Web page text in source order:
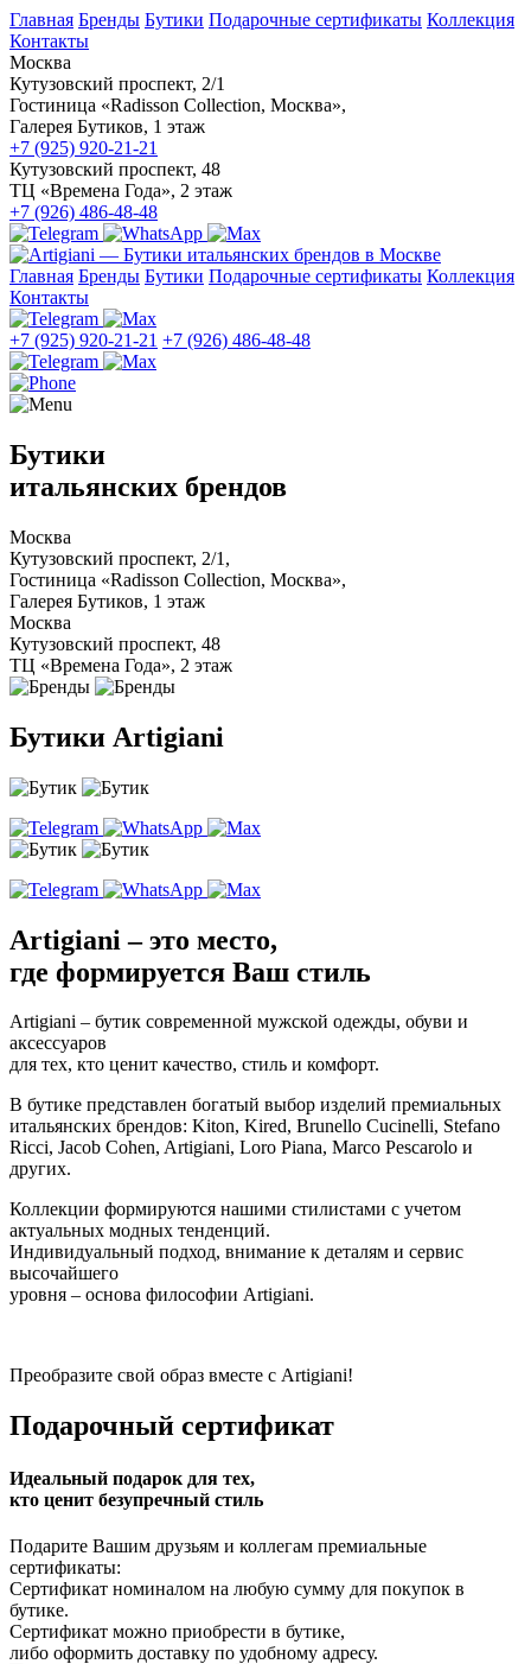
Главная Бренды Бутики Подарочные сертификаты Коллекция
Контакты
Москва
Кутузовский проспект, 2/1
Гостиница «Radisson Collection, Москва»,
Галерея Бутиков, 1 этаж
+7 (925) 920-21-21
Кутузовский проспект, 48
ТЦ «Времена Года», 2 этаж
+7 (926) 486-48-48
Главная Бренды Бутики Подарочные сертификаты Коллекция
Контакты
+7 (925) 920-21-21 +7 (926) 486-48-48
Бутики
итальянских брендов
Москва
Кутузовский проспект, 2/1,
Гостиница «Radisson Collection, Москва»,
Галерея Бутиков, 1 этаж
Москва
Кутузовский проспект, 48
ТЦ «Времена Года», 2 этаж
Бутики Artigiani
Artigiani – это место,
где формируется Ваш стиль
Artigiani – бутик современной мужской одежды, обуви и
аксессуаров
для тех, кто ценит качество, стиль и комфорт.
В бутике представлен богатый выбор изделий премиальных
итальянских брендов: Kiton, Kired, Brunello Cucinelli, Stefano
Ricci, Jacob Cohen, Artigiani, Loro Piana, Marco Pescarolo и
других.
Коллекции формируются нашими стилистами с учетом
актуальных модных тенденций.
Индивидуальный подход, внимание к деталям и сервис
высочайшего
уровня – основа философии Artigiani.
Преобразите свой образ вместе с Artigiani!
Подарочный сертификат
Идеальный подарок для тех,
кто ценит безупречный стиль
Подарите Вашим друзьям и коллегам премиальные
сертификаты:
Сертификат номиналом на любую сумму для покупок в
бутике.
Сертификат можно приобрести в бутике,
либо оформить доставку по удобному адресу.